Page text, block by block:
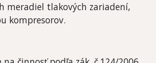
meradiel tlakových zariadení,
kompresorov.